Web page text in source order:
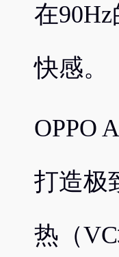
在90Hz
快感。
OPPO
打造极
热（